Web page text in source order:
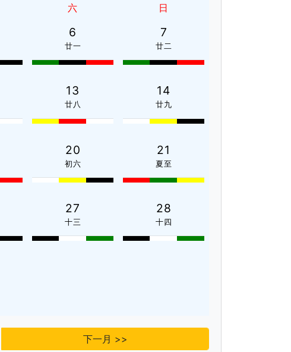
六 日
6
廿一
7
廿二
13
廿八
14
廿九
20
初六
21
夏至
27
十三
28
十四
下一月 >>